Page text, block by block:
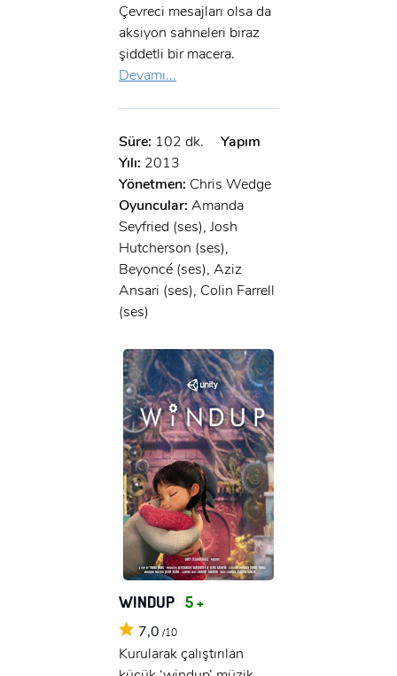
Çevreci mesajları olsa da
aksiyon sahneleri biraz
şiddetli bir macera.
Devamı...
Süre: 102 dk.
Yapım
Yılı: 2013
Yönetmen: Chris Wedge
Oyuncular: Amanda
Seyfried (ses), Josh
Hutcherson (ses),
Beyoncé (ses), Aziz
Ansari (ses), Colin Farrell
(ses)
WINDUP 5 +
7,0 /10
Kurularak çalıştırılan